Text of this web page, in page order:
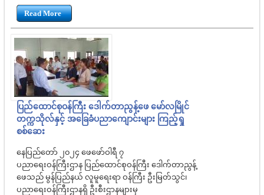
Read More
ပြည်ထောင်စုဝန်ကြီး ဒေါက်တာညွန့်ဖေ မော်လမြိုင်
တက္ကသိုလ်နှင့် အခြေခံပညာကျောင်းများ ကြည့်ရှု
စစ်ဆေး
နေပြည်တော် ၂၀၂၄ ဖေဖော်ဝါရီ ၇
ပညာရေးဝန်ကြီးဌာန ပြည်ထောင်စုဝန်ကြီး ဒေါက်တာညွန့်
ဖေသည် မွန်ပြည်နယ် လူမူရေးရာ ဝန်ကြီး ဦးမြတ်သွင်၊
ပညာရေးဝန်ကြီးဌာနရှိ ဦးစီးဌာနများမှ